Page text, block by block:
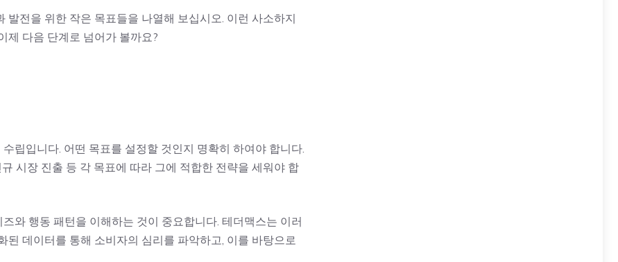
발전을 위한 작은 목표들을 나열해 보십시오. 이런 사소하지
제 다음 단계로 넘어가 볼까요?
립입니다. 어떤 목표를 설정할 것인지 명확히 하여야 합니다.
시장 진출 등 각 목표에 따라 그에 적합한 전략을 세워야 합
와 행동 패턴을 이해하는 것이 중요합니다. 테더맥스는 이러
데이터를 통해 소비자의 심리를 파악하고, 이를 바탕으로